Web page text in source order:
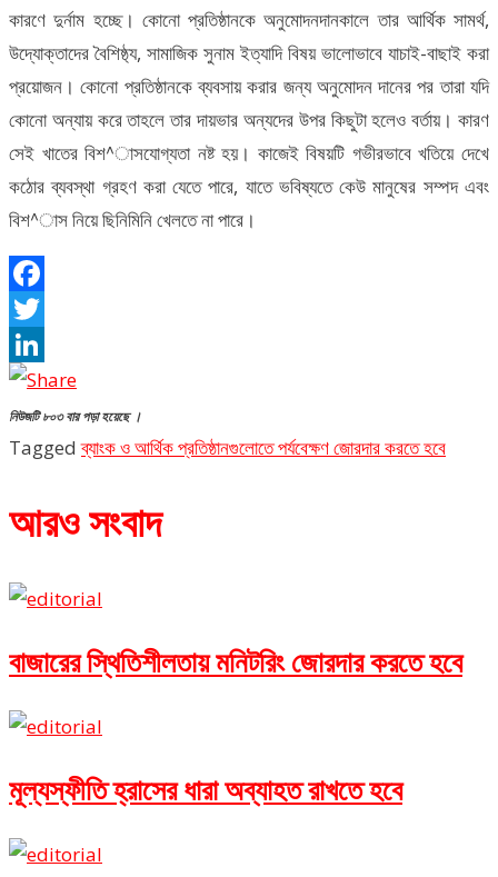
কারণে দুর্নাম হচ্ছে। কোনো প্রতিষ্ঠানকে অনুমোদনদানকালে তার আর্থিক সামর্থ,
উদ্যোক্তাদের বৈশিষ্ঠ্য, সামাজিক সুনাম ইত্যাদি বিষয় ভালোভাবে যাচাই-বাছাই করা
প্রয়োজন। কোনো প্রতিষ্ঠানকে ব্যবসায় করার জন্য অনুমোদন দানের পর তারা যদি
কোনো অন্যায় করে তাহলে তার দায়ভার অন্যদের উপর কিছুটা হলেও বর্তায়। কারণ
সেই খাতের বিশ^াসযোগ্যতা নষ্ট হয়। কাজেই বিষয়টি গভীরভাবে খতিয়ে দেখে
কঠোর ব্যবস্থা গ্রহণ করা যেতে পারে, যাতে ভবিষ্যতে কেউ মানুষের সম্পদ এবং
বিশ^াস নিয়ে ছিনিমিনি খেলতে না পারে।
Facebook
Twitter
LinkedIn
নিউজটি ৮০৩ বার পড়া হয়েছে ।
Taggedব্যাংক ও আর্থিক প্রতিষ্ঠানগুলোতে পর্যবেক্ষণ জোরদার করতে হবে
আরও সংবাদ
বাজারের স্থিতিশীলতায় মনিটরিং জোরদার করতে হবে
মূল্যস্ফীতি হ্রাসের ধারা অব্যাহত রাখতে হবে